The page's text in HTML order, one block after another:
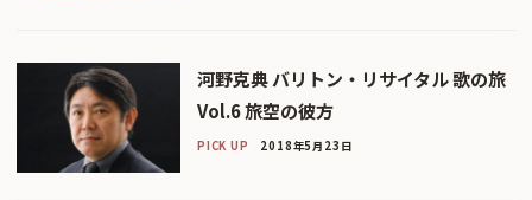
河野克典 バリトン・リサイタル 歌の旅
Vol.6 旅空の彼方
PICK UP 2018年5月23日